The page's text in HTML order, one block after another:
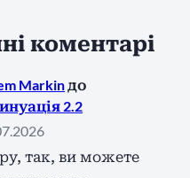
коментарі
Markinдо
2.2
так, ви можете